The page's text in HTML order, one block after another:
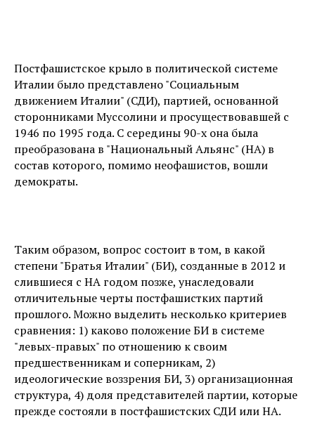
Постфашистское крыло в политической системе
Италии было представлено "Социальным
движением Италии" (СДИ), партией, основанной
сторонниками Муссолини и просуществовавшей с
1946 по 1995 года. С середины 90-х она была
преобразована в "Национальный Альянс" (НА) в
состав которого, помимо неофашистов, вошли
демократы.
Таким образом, вопрос состоит в том, в какой
степени "Братья Италии" (БИ), созданные в 2012 и
слившиеся с НА годом позже, унаследовали
отличительные черты постфашистких партий
прошлого. Можно выделить несколько критериев
сравнения: 1) каково положение БИ в системе
"левых-правых" по отношению к своим
предшественникам и соперникам, 2)
идеологические воззрения БИ, 3) организационная
структура, 4) доля представителей партии, которые
прежде состояли в постфашистских СДИ или НА.